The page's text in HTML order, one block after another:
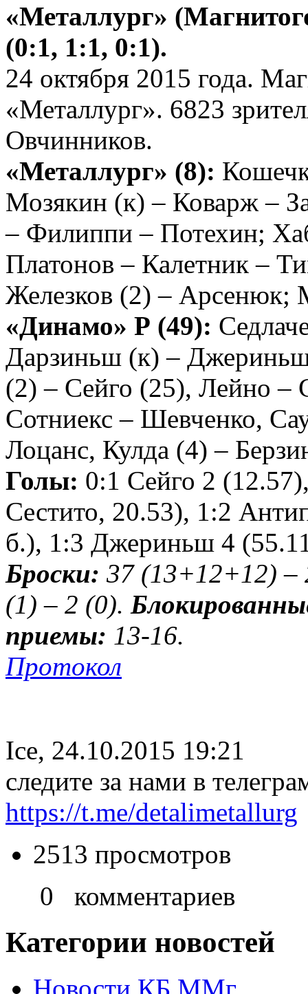
«Металлург»
(0:1, 1:1, 0:1).
24 октября 2015 года.
«Металлург». 6823
Овчинников.
«Металлург» (8):
Мозякин (к) – Коварж –
– Филиппи – Потехин;
Платонов – Калетник –
Железков (2) – Арсенюк;
«Динамо» Р (49):
Дарзиньш (к) –
(2) – Сейго (25), Лейно –
Сотниекс – Шевченко,
Лоцанс, Кулда (4) –
Голы: 0:1 Сейго 2
Сестито, 20.53), 1:2
б.), 1:3 Джериньш 4
Броски: 37 (13+12+12)
(1) – 2 (0).
приемы: 13-16.
Протокол
Ice, 24.10.2015 19:21
следите за нами в
https://t.me/detalimetallurg
2513 просмотров
0 комментариев
Категории новостей
Новости КБ ММг